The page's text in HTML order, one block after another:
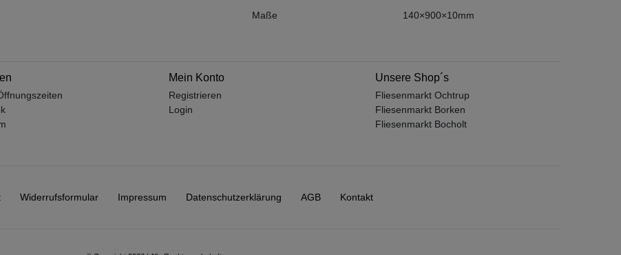
Maße 140×900×10mm
Mein Konto
Registrieren
Login
Unsere Shop´s
Fliesenmarkt Ochtrup
Fliesenmarkt Borken
Fliesenmarkt Bocholt
Widerrufs­formular Impressum Daten­schutz­erklärung AGB Kontakt